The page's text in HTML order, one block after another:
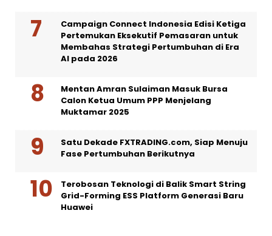
Campaign Connect Indonesia Edisi Ketiga
Pertemukan Eksekutif Pemasaran untuk
Membahas Strategi Pertumbuhan di Era
AI pada 2026
Mentan Amran Sulaiman Masuk Bursa
Calon Ketua Umum PPP Menjelang
Muktamar 2025
Satu Dekade FXTRADING.com, Siap Menuju
Fase Pertumbuhan Berikutnya
Terobosan Teknologi di Balik Smart String
Grid-Forming ESS Platform Generasi Baru
Huawei